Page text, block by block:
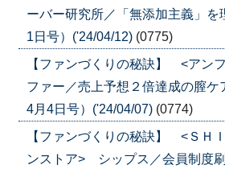
ーバー研究所／「無添加主義」を
1日号）('24/04/12) (0775)
【ファンづくりの秘訣】 <アン
ファー／売上予想２倍達成の膣ケ
4月4日号）('24/04/07) (0774)
【ファンづくりの秘訣】 <ＳＨ
ンストア> シップス／会員制度